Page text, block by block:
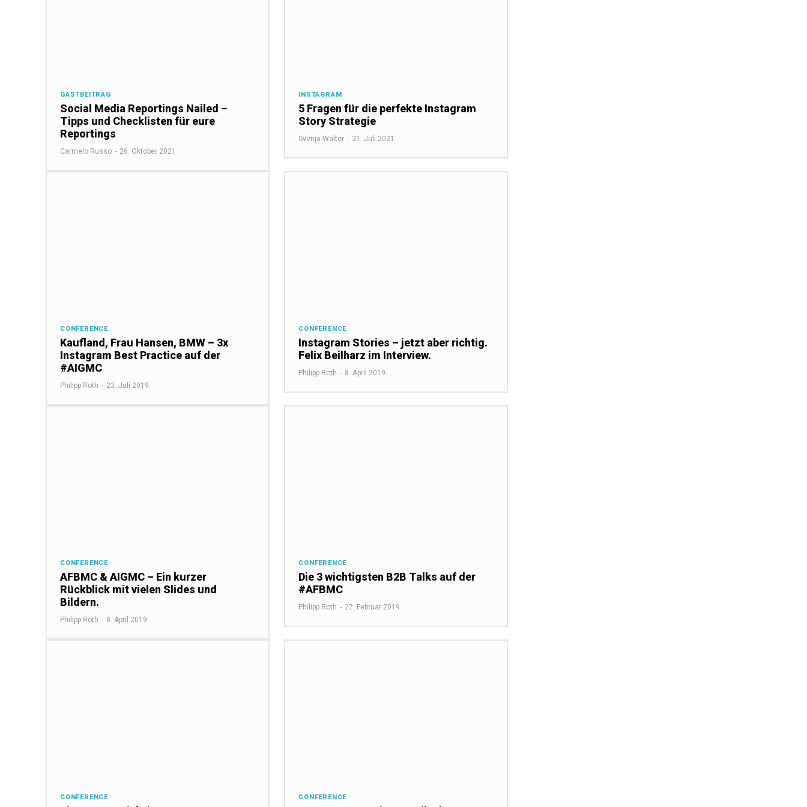
GASTBEITRAG
Social Media Reportings Nailed –
Tipps und Checklisten für eure
Reportings
Carmelo Russo - 26. Oktober 2021
INSTAGRAM
5 Fragen für die perfekte Instagram
Story Strategie
Svenja Walter - 21. Juli 2021
CONFERENCE
Kaufland, Frau Hansen, BMW – 3x
Instagram Best Practice auf der
#AIGMC
Philipp Roth - 23. Juli 2019
CONFERENCE
Instagram Stories – jetzt aber richtig.
Felix Beilharz im Interview.
Philipp Roth - 8. April 2019
CONFERENCE
AFBMC & AIGMC – Ein kurzer
Rückblick mit vielen Slides und
Bildern.
Philipp Roth - 8. April 2019
CONFERENCE
Die 3 wichtigsten B2B Talks auf der
#AFBMC
Philipp Roth - 27. Februar 2019
CONFERENCE CONFERENCE